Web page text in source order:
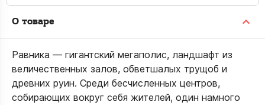
О товаре
Равника — гигантский мегаполис, ландшафт из
величественных залов, обветшалых трущоб и
древних руин. Среди бесчисленных центров,
собирающих вокруг себя жителей, один намного